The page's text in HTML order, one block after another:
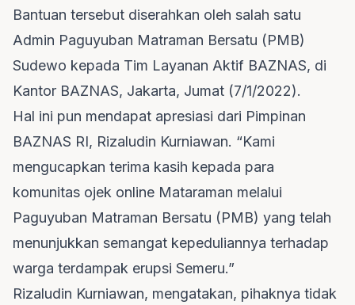
Bantuan tersebut diserahkan oleh salah satu
Admin Paguyuban Matraman Bersatu (PMB)
Sudewo kepada Tim Layanan Aktif BAZNAS, di
Kantor BAZNAS, Jakarta, Jumat (7/1/2022).
Hal ini pun mendapat apresiasi dari Pimpinan
BAZNAS RI, Rizaludin Kurniawan. “Kami
mengucapkan terima kasih kepada para
komunitas ojek online Mataraman melalui
Paguyuban Matraman Bersatu (PMB) yang telah
menunjukkan semangat kepeduliannya terhadap
warga terdampak erupsi Semeru.”
Rizaludin Kurniawan, mengatakan, pihaknya tidak